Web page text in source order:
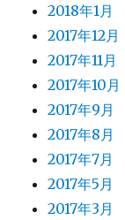
2018年1月
2017年12月
2017年11月
2017年10月
2017年9月
2017年8月
2017年7月
2017年5月
2017年3月